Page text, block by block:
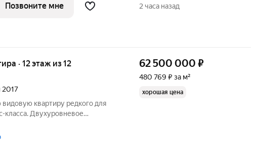
Позвоните мне 2 часа назад
· 12 этаж из 12
2017
квартиру редкого для
класса. Двухуровневое
зону, так и приватную,
62 500 000 ₽
480 769 ₽ за м²
хорошая цена